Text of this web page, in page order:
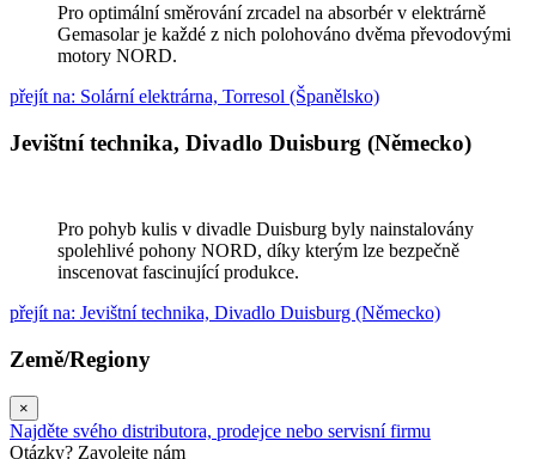
Pro optimální směrování zrcadel na absorbér v elektrárně
Gemasolar je každé z nich polohováno dvěma převodovými
motory NORD.
přejít na: Solární elektrárna, Torresol (Španělsko)
Jevištní technika, Divadlo Duisburg (Německo)
Pro pohyb kulis v divadle Duisburg byly nainstalovány
spolehlivé pohony NORD, díky kterým lze bezpečně
inscenovat fascinující produkce.
přejít na: Jevištní technika, Divadlo Duisburg (Německo)
Země/Regiony
×
Najděte svého distributora, prodejce nebo servisní firmu
Otázky? Zavolejte nám